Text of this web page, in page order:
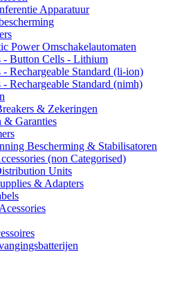
Apparatuur
Power Omschakelautomaten
- Button Cells - Lithium
- Rechargeable Standard (li-ion)
- Rechargeable Standard (nimh)
& Zekeringen
& Garanties
Bescherming & Stabilisatoren
(non Categorised)
Units
& Adapters